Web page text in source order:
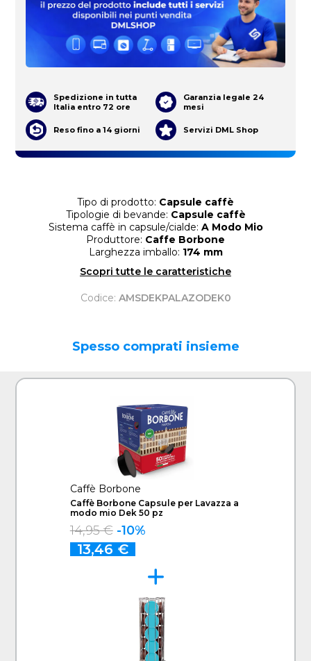
Tipo di prodotto: Capsule caffè
Tipologie di bevande: Capsule caffè
Sistema caffè in capsule/cialde: A Modo Mio
Produttore: Caffe Borbone
Larghezza imballo: 174 mm
Scopri tutte le caratteristiche
Codice: AMSDEKPALAZODEK0
Spedizione in tutta
Italia entro 72 ore
Garanzia legale 24
mesi
Reso fino a 14 giorni Servizi DML Shop
Spesso comprati insieme
Caffè Borbone
Caffè Borbone Capsule per Lavazza a
modo mio Dek 50 pz
14,95 € -10%
13,46 €